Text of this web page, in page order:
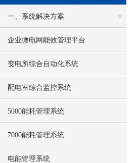
一、系统解决方案
企业微电网能效管理平台
变电所综合自动化系统
配电室综合监控系统
5000能耗管理系统
7000能耗管理系统
电能管理系统